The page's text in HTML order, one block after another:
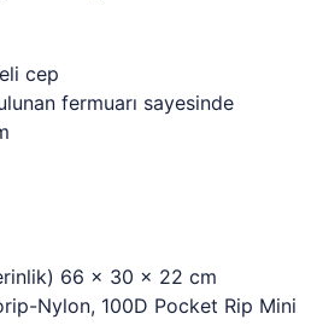
cep
fermuarı sayesinde
66 x 30 x 22 cm
Nylon, 100D Pocket Rip Mini